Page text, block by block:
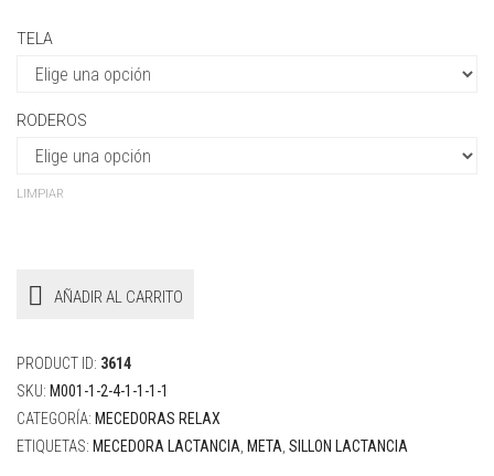
TELA
RODEROS
LIMPIAR
AÑADIR AL CARRITO
PRODUCT ID: 3614
SKU: M001-1-2-4-1-1-1-1
CATEGORÍA: MECEDORAS RELAX
ETIQUETAS: MECEDORA LACTANCIA META SILLON LACTANCIA